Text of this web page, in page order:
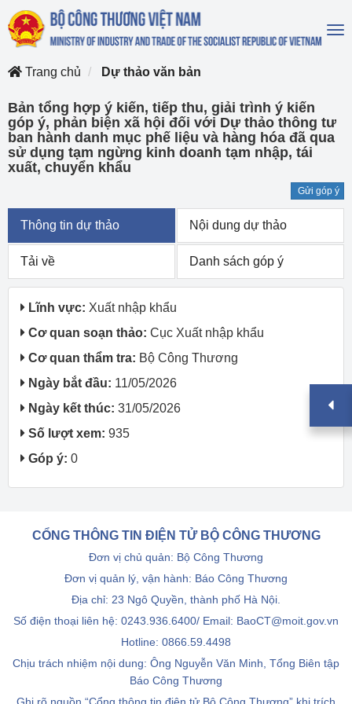
Trang chủ
Dự thảo văn bản
Bản tổng hợp ý kiến, tiếp thu, giải trình ý kiến
góp ý, phản biện xã hội đối với Dự thảo thông tư
ban hành danh mục phế liệu và hàng hóa đã qua
sử dụng tạm ngừng kinh doanh tạm nhập, tái
xuất, chuyển khẩu
Thông tin dự thảo Nội dung dự thảo
Tải về Danh sách góp ý
Lĩnh vực: Xuất nhập khẩu
Cơ quan soạn thảo: Cục Xuất nhập khẩu
Cơ quan thẩm tra: Bộ Công Thương
Ngày bắt đầu: 11/05/2026
Ngày kết thúc: 31/05/2026
Số lượt xem: 935
Góp ý: 0
Gửi góp ý
CỔNG THÔNG TIN ĐIỆN TỬ BỘ CÔNG THƯƠNG
Đơn vị chủ quản: Bộ Công Thương
Đơn vị quản lý, vận hành: Báo Công Thương
Địa chỉ: 23 Ngô Quyền, thành phố Hà Nội.
Số điện thoại liên hệ: 0243.936.6400/ Email: BaoCT@moit.gov.vn
Hotline: 0866.59.4498
Chịu trách nhiệm nội dung: Ông Nguyễn Văn Minh, Tổng Biên tập
Báo Công Thương